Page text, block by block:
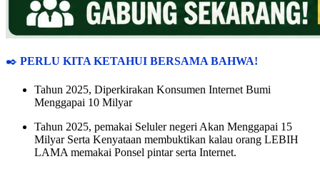
✒️ PERLU KITA KETAHUI BERSAMA BAHWA!
Tahun 2025, Diperkirakan Konsumen Internet Bumi
Menggapai 10 Milyar
Tahun 2025, pemakai Seluler negeri Akan Menggapai 15
Milyar Serta Kenyataan membuktikan kalau orang LEBIH
LAMA memakai Ponsel pintar serta Internet.